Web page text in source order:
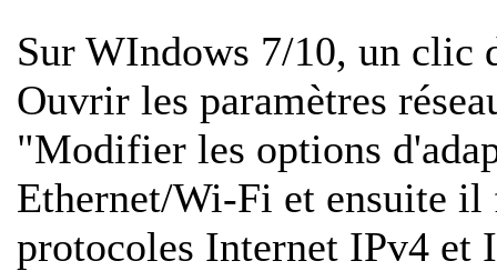
Sur WIndows 7/10, un clic
Ouvrir les paramètres
"Modifier les options
Ethernet/Wi-Fi et ensuite
protocoles Internet IPv4 et